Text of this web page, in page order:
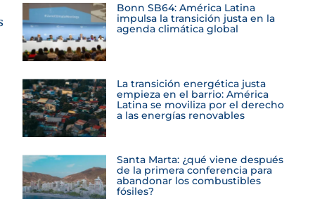
Bonn SB64: América Latina
impulsa la transición justa en la
agenda climática global
La transición energética justa
empieza en el barrio: América
Latina se moviliza por el derecho
a las energías renovables
Santa Marta: ¿qué viene después
de la primera conferencia para
abandonar los combustibles
fósiles?